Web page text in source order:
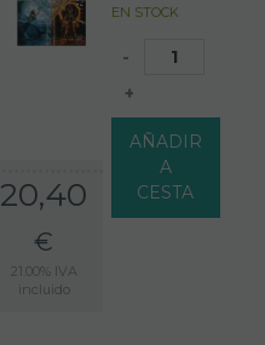
20,40
€
21.00% IVA
incluido
EN STOCK
-
+
AÑADIR
A
CESTA